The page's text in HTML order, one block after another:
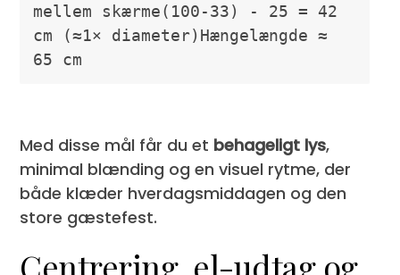
mellem skærme(100-33) - 25 = 42
cm (≈1× diameter)Hængelængde ≈
65 cm
Med disse mål får du et behageligt lys,
minimal blænding og en visuel rytme, der
både klæder hverdagsmiddagen og den
store gæstefest.
Centrering, el-udtag og